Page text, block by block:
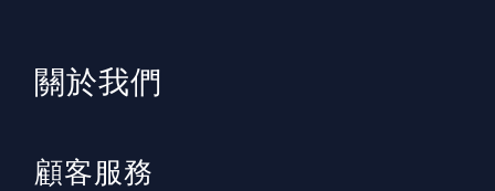
​關於我們
顧客服務